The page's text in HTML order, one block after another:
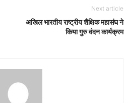
Next article
अखिल भारतीय राष्ट्रीय शैक्षिक महासंघ ने
किया गुरु वंदन कार्यक्रम